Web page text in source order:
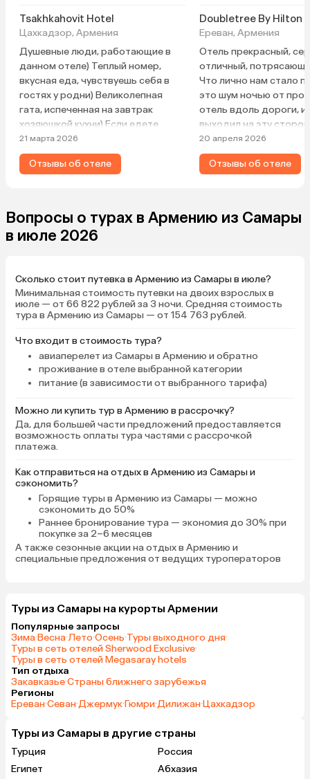
Tsakhkahovit Hotel
Цахкадзор, Армения
Душевные люди, работающие в
данном отеле) Теплый номер,
вкусная еда, чувствуешь себя в
гостях у родни) Великолепная
гата, испеченная на завтрак
хозяюшкой кухни) Если едете
кататься — февраль хороший
месяц (начало — середина).
Рекомендую заказывать
Бойтесь частников — обман.
21 марта 2026
Отзывы об отеле
Ереван, Армения
Отель прекрасный,
отличный,
Что лично нам стало
это шум ночью от
отель вдоль дороги,
выходил на эту
и 9 этаж, но
шума не получилось.
закрытом окне и
спать с открытым
вкусные завтраки и
20 апреля 2026
Отзывы об отеле
Вопросы о турах в Армению из Самары
в июле 2026
Сколько стоит путевка в Армению из Самары в июле?
Минимальная стоимость путевки на двоих взрослых в
июле — от 66 822 рублей за 3 ночи. Средняя стоимость
тура в Армению из Самары — от 154 763 рублей.
Что входит в стоимость тура?
авиаперелет из Самары в Армению и обратно
проживание в отеле выбранной категории
питание (в зависимости от выбранного тарифа)
Можно ли купить тур в Армению в рассрочку?
Да, для большей части предложений предоставляется
возможность оплаты тура частями с рассрочкой
платежа.
Как отправиться на отдых в Армению из Самары и
сэкономить?
Горящие туры в Армению из Самары — можно
сэкономить до 50%
Раннее бронирование тура — экономия до 30% при
покупке за 2–6 месяцев
А такжесезонные акции на отдых в Армению и
специальные предложения от ведущих туроператоров
Туры из Самары на курорты Армении
Популярные запросы
Зима·Весна·Лето·Осень·Туры выходного дня·
Туры в сеть отелей Sherwood Exclusive·
Туры в сеть отелей Megasaray hotels
Тип отдыха
Закавказье·Страны ближнего зарубежья
Регионы
Ереван·Севан·Джермук·Гюмри·Дилижан·Цахкадзор
Туры из Самары в другие страны
Турция
Россия
Египет
Абхазия